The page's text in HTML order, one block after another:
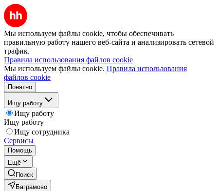
Мы используем файлы cookie, чтобы обеспечивать
правильную работу нашего веб-сайта и анализировать сетевой
трафик.
Правила использования файлов cookie
Мы используем файлы cookie. Правила использования
файлов cookie
Понятно
Ищу работу
Ищу работу
Ищу работу
Ищу сотрудника
Сервисы
Помощь
Ещё
Поиск
Баграмово